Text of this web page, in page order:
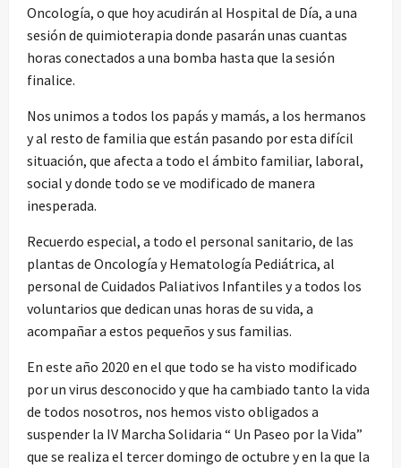
Oncología, o que hoy acudirán al Hospital de Día, a una
sesión de quimioterapia donde pasarán unas cuantas
horas conectados a una bomba hasta que la sesión
finalice.
Nos unimos a todos los papás y mamás, a los hermanos
y al resto de familia que están pasando por esta difícil
situación, que afecta a todo el ámbito familiar, laboral,
social y donde todo se ve modificado de manera
inesperada.
Recuerdo especial, a todo el personal sanitario, de las
plantas de Oncología y Hematología Pediátrica, al
personal de Cuidados Paliativos Infantiles y a todos los
voluntarios que dedican unas horas de su vida, a
acompañar a estos pequeños y sus familias.
En este año 2020 en el que todo se ha visto modificado
por un virus desconocido y que ha cambiado tanto la vida
de todos nosotros, nos hemos visto obligados a
suspender la IV Marcha Solidaria “ Un Paseo por la Vida”
que se realiza el tercer domingo de octubre y en la que la